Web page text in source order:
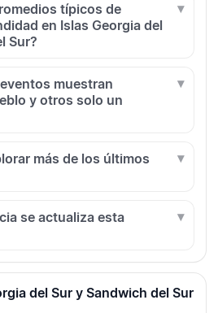
típicos de
en Islas Georgia del
Sur?
muestran
y otros solo un
más de los últimos
se actualiza esta
del Sur y Sandwich del Sur